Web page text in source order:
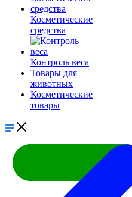
Косметические
средства
Контроль веса
Товары для
животных
Косметические
товары